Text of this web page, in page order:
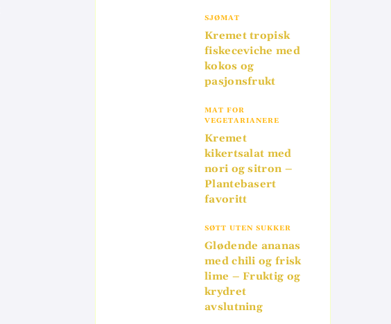
SJØMAT
Kremet tropisk
fiskeceviche med
kokos og
pasjonsfrukt
MAT FOR
VEGETARIANERE
Kremet
kikertsalat med
nori og sitron –
Plantebasert
favoritt
SØTT UTEN SUKKER
Glødende ananas
med chili og frisk
lime – Fruktig og
krydret
avslutning